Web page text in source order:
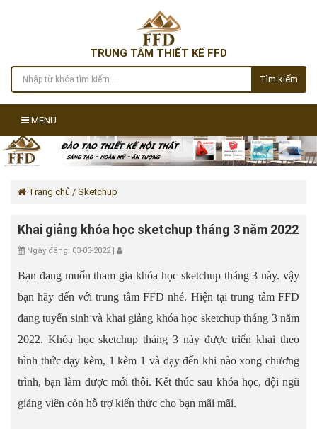
TRUNG TÂM THIẾT KẾ FFD
Tìm kiếm
MENU
Trang chủ / Sketchup
Khai giảng khóa học sketchup tháng 3 năm 2022
Ngày đăng: 03-03-2022 |
Bạn đang muốn tham gia khóa học sketchup tháng 3 này. vậy
bạn hãy đến với trung tâm FFD nhé. Hiện tại trung tâm FFD
đang tuyển sinh và khai giảng khóa học sketchup tháng 3 năm
2022. Khóa học sketchup tháng 3 này được triển khai theo
hình thức dạy kèm, 1 kèm 1 và dạy đến khi nào xong chương
trình, bạn làm được mới thôi. Kết thúc sau khóa học, đội ngũ
giảng viên còn hỗ trợ kiến thức cho bạn mãi mãi.